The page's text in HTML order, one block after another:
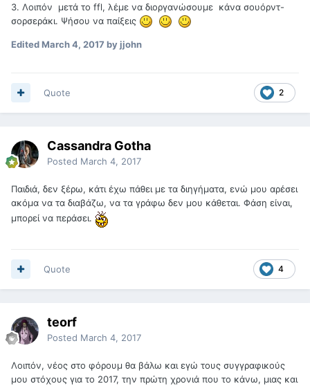
3. Λοιπόν μετά το ffl, λέμε να διοργανώσουμε κάνα σουόρντ-
σορσεράκι. Ψήσου να παίξεις
EditedMarch 4, 2017 by jjohn
2
Quote
Cassandra Gotha
Posted March 4, 2017
Παιδιά, δεν ξέρω, κάτι έχω πάθει με τα διηγήματα, ενώ μου αρέσει
ακόμα να τα διαβάζω, να τα γράφω δεν μου κάθεται. Φάση είναι,
μπορεί να περάσει.
4
Quote
teorf
Posted March 4, 2017
Λοιπόν, νέος στο φόρουμ θα βάλω και εγώ τους συγγραφικούς
μου στόχους για το 2017, την πρώτη χρονιά που το κάνω, μιας και